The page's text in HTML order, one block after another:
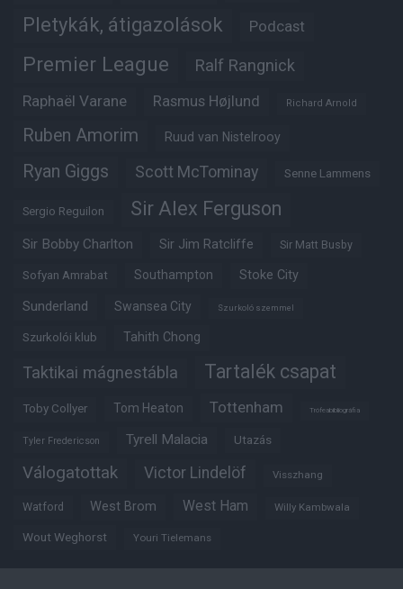
Pletykák, átigazolások Podcast
Premier League Ralf Rangnick
Raphaël Varane Rasmus Højlund Richard Arnold
Ruben Amorim Ruud van Nistelrooy
Ryan Giggs Scott McTominay Senne Lammens
Sergio Reguilon Sir Alex Ferguson
Sir Bobby Charlton Sir Jim Ratcliffe Sir Matt Busby
Sofyan Amrabat Southampton Stoke City
Sunderland Swansea City Szurkoló szemmel
Szurkolói klub Tahith Chong
Taktikai mágnestábla Tartalék csapat
Toby Collyer Tom Heaton Tottenham Trófeabibliográfia
Tyler Fredericson Tyrell Malacia Utazás
Válogatottak Victor Lindelöf Visszhang
Watford West Brom West Ham Willy Kambwala
Wout Weghorst Youri Tielemans